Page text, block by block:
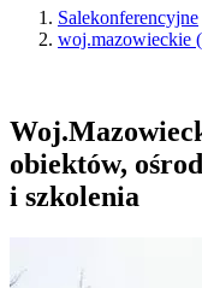
Salekonferencyjne
woj.mazowieckie
obiektów,
i szkolenia